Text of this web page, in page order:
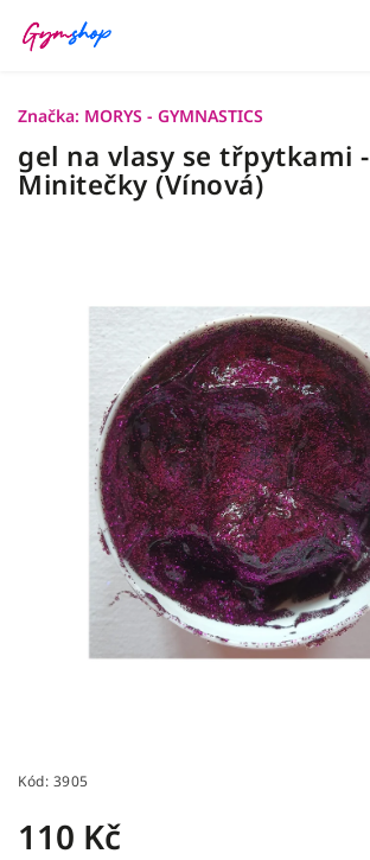
gel na vlasy se třpytkami -
Minitečky (Vínová)
Kód: 3905
110 Kč
Značka: MORYS - GYMNASTICS